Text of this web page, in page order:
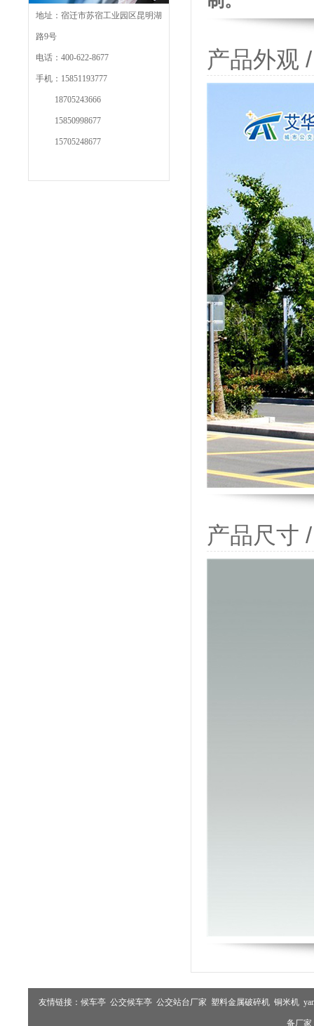
地址：宿迁市苏宿工业园区昆明湖
路9号
电话：400-622-8677
手机：15851193777
18705243666
15850998677
15705248677
产品外观
产品尺寸
友情链接： 候车亭 公交候车亭 公交站台厂家 塑料金属破碎机 铜米机
备厂家